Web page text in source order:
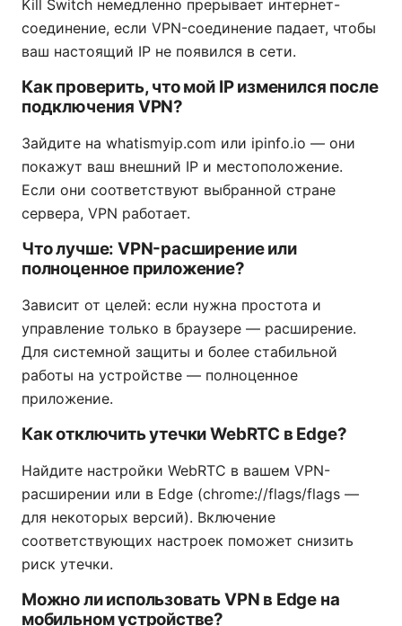
Kill Switch немедленно прерывает интернет-
соединение, если VPN-соединение падает, чтобы
ваш настоящий IP не появился в сети.
Как проверить, что мой IP изменился после
подключения VPN?
Зайдите на whatismyip.com или ipinfo.io — они
покажут ваш внешний IP и местоположение.
Если они соответствуют выбранной стране
сервера, VPN работает.
Что лучше: VPN-расширение или
полноценное приложение?
Зависит от целей: если нужна простота и
управление только в браузере — расширение.
Для системной защиты и более стабильной
работы на устройстве — полноценное
приложение.
Как отключить утечки WebRTC в Edge?
Найдите настройки WebRTC в вашем VPN-
расширении или в Edge (chrome://flags/flags —
для некоторых версий). Включение
соответствующих настроек поможет снизить
риск утечки.
Можно ли использовать VPN в Edge на
мобильном устройстве?